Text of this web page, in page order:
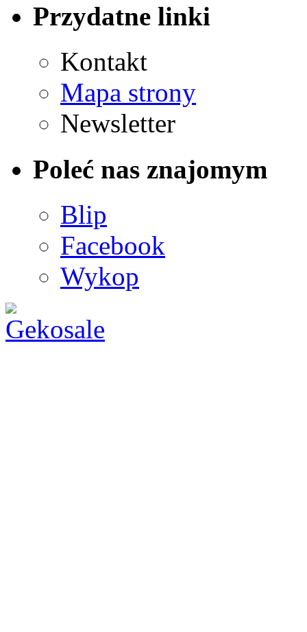
Przydatne linki
Kontakt
Mapa strony
Newsletter
Poleć nas znajomym
Blip
Facebook
Wykop